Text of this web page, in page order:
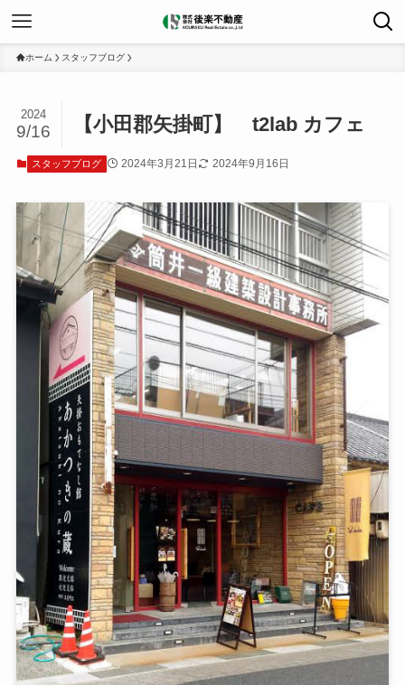
ホーム スタッフブログ
【小田郡矢掛町】 t2lab カフェ
2024
9/16
スタッフブログ 2024年3月21日 2024年9月16日